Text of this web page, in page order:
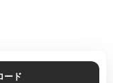
ード